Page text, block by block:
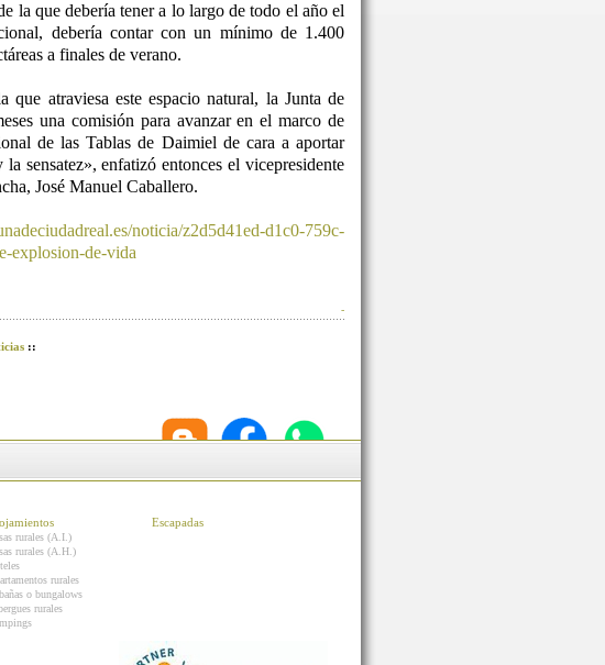
la que debería tener a lo largo de todo el año el
debería contar con un mínimo de 1.400
a finales de verano.
atraviesa este espacio natural, la Junta de
una comisión para avanzar en el marco de
de las Tablas de Daimiel de cara a aportar
sensatez», enfatizó entonces el vicepresidente
José Manuel Caballero.
noticia/z2d5d41ed-d1c0-759c-
explosion-de-vida
-
::
rurales (A.I.)
rurales (A.H.)
rurales
o bungalows
rurales
Escapadas